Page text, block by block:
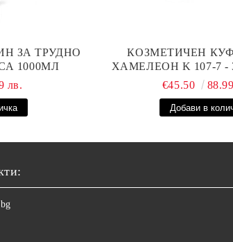
ЗА ТРУДНО
1000МЛ
лв.
КОЗМЕТИЧЕН
ХАМЕЛЕОН K 107-7 -
€45.50